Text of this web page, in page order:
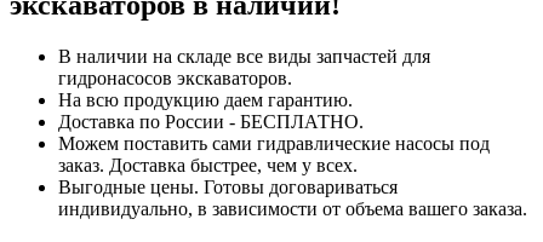
В наличии на складе все виды запчастей для
гидронасосов экскаваторов.
На всю продукцию даем гарантию.
Доставка по России - БЕСПЛАТНО.
Можем поставить сами гидравлические насосы под
заказ. Доставка быстрее, чем у всех.
Выгодные цены. Готовы договариваться
индивидуально, в зависимости от объема вашего заказа.